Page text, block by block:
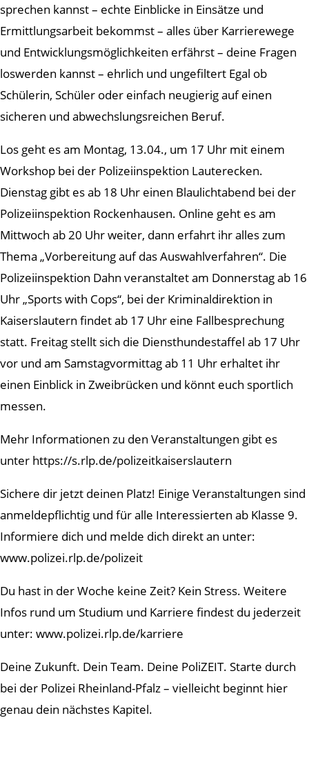
sprechen kannst – echte Einblicke in Einsätze und
Ermittlungsarbeit bekommst – alles über Karrierewege
und Entwicklungsmöglichkeiten erfährst – deine Fragen
loswerden kannst – ehrlich und ungefiltert Egal ob
Schülerin, Schüler oder einfach neugierig auf einen
sicheren und abwechslungsreichen Beruf.
Los geht es am Montag, 13.04., um 17 Uhr mit einem
Workshop bei der Polizeiinspektion Lauterecken.
Dienstag gibt es ab 18 Uhr einen Blaulichtabend bei der
Polizeiinspektion Rockenhausen. Online geht es am
Mittwoch ab 20 Uhr weiter, dann erfahrt ihr alles zum
Thema „Vorbereitung auf das Auswahlverfahren“. Die
Polizeiinspektion Dahn veranstaltet am Donnerstag ab 16
Uhr „Sports with Cops“, bei der Kriminaldirektion in
Kaiserslautern findet ab 17 Uhr eine Fallbesprechung
statt. Freitag stellt sich die Diensthundestaffel ab 17 Uhr
vor und am Samstagvormittag ab 11 Uhr erhaltet ihr
einen Einblick in Zweibrücken und könnt euch sportlich
messen.
Mehr Informationen zu den Veranstaltungen gibt es
unter https://s.rlp.de/polizeitkaiserslautern
Sichere dir jetzt deinen Platz! Einige Veranstaltungen sind
anmeldepflichtig und für alle Interessierten ab Klasse 9.
Informiere dich und melde dich direkt an unter:
www.polizei.rlp.de/polizeit
Du hast in der Woche keine Zeit? Kein Stress. Weitere
Infos rund um Studium und Karriere findest du jederzeit
unter: www.polizei.rlp.de/karriere
Deine Zukunft. Dein Team. Deine PoliZEIT. Starte durch
bei der Polizei Rheinland-Pfalz – vielleicht beginnt hier
genau dein nächstes Kapitel.